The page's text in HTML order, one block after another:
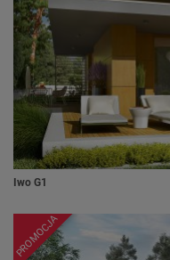
Iwo G1
PROMOCJA